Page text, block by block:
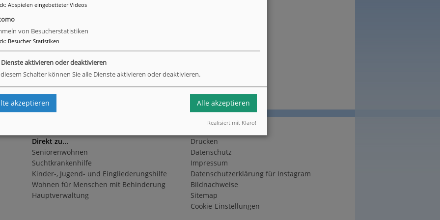
von "Talents4Good" senden.
Direkt zu...
Seniorenwohnen
Suchtkrankenhilfe
Kinder-, Jugend- und Eingliederungshilfe
Wohnen für Menschen mit Behinderung
Hauptverwaltung
Drucken
Datenschutz
Impressum
Datenschutzerklärung für Instagram
Bildnachweise
Sitemap
Cookie-Einstellungen
: Abspielen eingebetteter Videos
von Besucherstatistiken
: Besucher-Statistiken
Dienste aktivieren oder deaktivieren
Schalter können Sie alle Dienste aktivieren oder deaktivieren.
akzeptieren Alle akzeptieren
Realisiert mit Klaro!